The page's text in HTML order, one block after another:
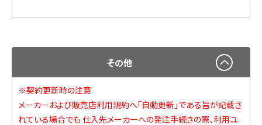
その他
※契約更新時の注意
メーカーおよび販売店利用規約へ「自動更新」である旨が記載さ
れている場合でも 仕入先メーカーへの発注手続きの際、利用ユ